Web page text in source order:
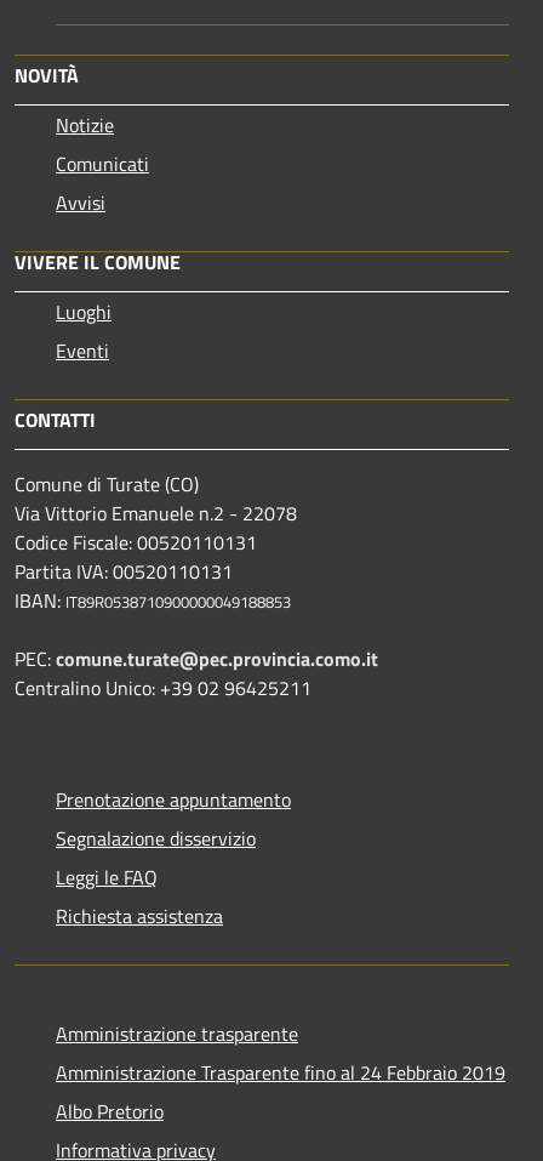
NOVITÀ
Notizie
Comunicati
Avvisi
VIVERE IL COMUNE
Luoghi
Eventi
CONTATTI
Comune di Turate (CO)
Via Vittorio Emanuele n.2 - 22078
Codice Fiscale: 00520110131
Partita IVA: 00520110131
IBAN: IT89R0538710900000049188853
PEC:comune.turate@pec.provincia.como.it
Centralino Unico: +39 02 96425211
Prenotazione appuntamento
Segnalazione disservizio
Leggi le FAQ
Richiesta assistenza
Amministrazione trasparente
Amministrazione Trasparente fino al 24 Febbraio 2019
Albo Pretorio
Informativa privacy